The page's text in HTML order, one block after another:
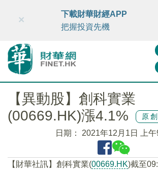
財華智庫網 FINTV FINMETA
×
下載財華財經APP
把握投資先機
【異動股】創科實業
(00669.HK)漲4.1%
原創
日期： 2021年12月1日 上午
【財華社訊】創科實業(00669.HK)截至